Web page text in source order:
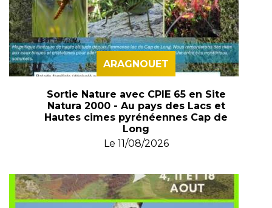
ARAGNOUET
Sortie Nature avec CPIE 65 en Site
Natura 2000 - Au pays des Lacs et
Hautes cimes pyrénéennes Cap de
Long
Le 11/08/2026